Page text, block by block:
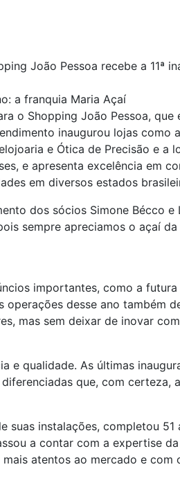
João Pessoa recebe a 11ª
a franquia Maria Açaí
o Shopping João Pessoa, que
inaugurou lojas como
e Ótica de Precisão e a
e apresenta excelência em
em diversos estados
dos sócios Simone Bécco
sempre apreciamos o açaí
importantes, como a
desse ano também
mas sem deixar de inovar
e qualidade. As últimas
que, com certeza,
suas instalações, completou
a contar com a expertise
atentos ao mercado e